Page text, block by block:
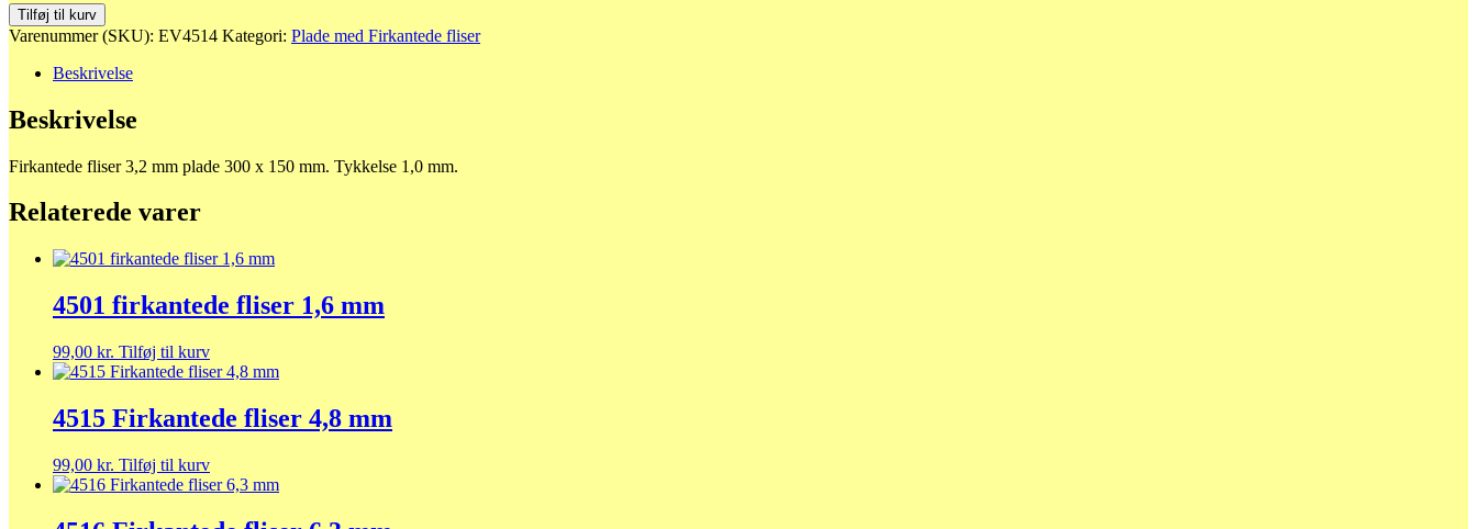
4514
Firkantede
antal
Tilføj til kurv
Varenummer (SKU): EV4514 Kategori: Plade med Firkantede fliser
Beskrivelse
Beskrivelse
Firkantede fliser 3,2 mm plade 300 x 150 mm. Tykkelse 1,0 mm.
Relaterede varer
4501 firkantede fliser 1,6 mm
99,00 kr. Tilføj til kurv
4515 Firkantede fliser 4,8 mm
99,00 kr. Tilføj til kurv